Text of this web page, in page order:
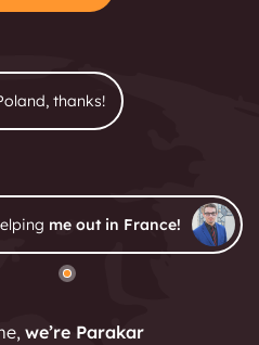
thanks!
me out in France!
we’re Parakar